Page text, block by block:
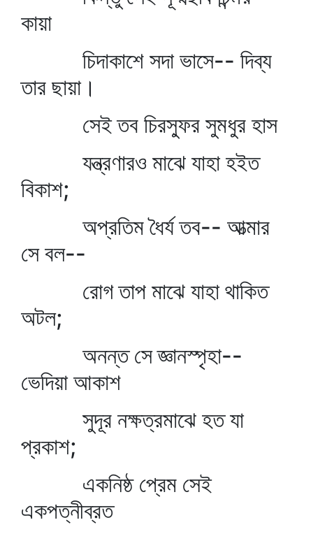
কায়া
চিদাকাশে সদা ভাসে-- দিব্য
তার ছায়া।
সেই তব চিরস্ফুর সুমধুর হাস
যন্ত্রণারও মাঝে যাহা হইত
বিকাশ;
অপ্রতিম ধৈর্য তব-- আত্মার
সে বল--
রোগ তাপ মাঝে যাহা থাকিত
অটল;
অনন্ত সে জ্ঞানস্পৃহা--
ভেদিয়া আকাশ
সুদূর নক্ষত্রমাঝে হত যা
প্রকাশ;
একনিষ্ঠ প্রেম সেই
একপত্নীব্রত